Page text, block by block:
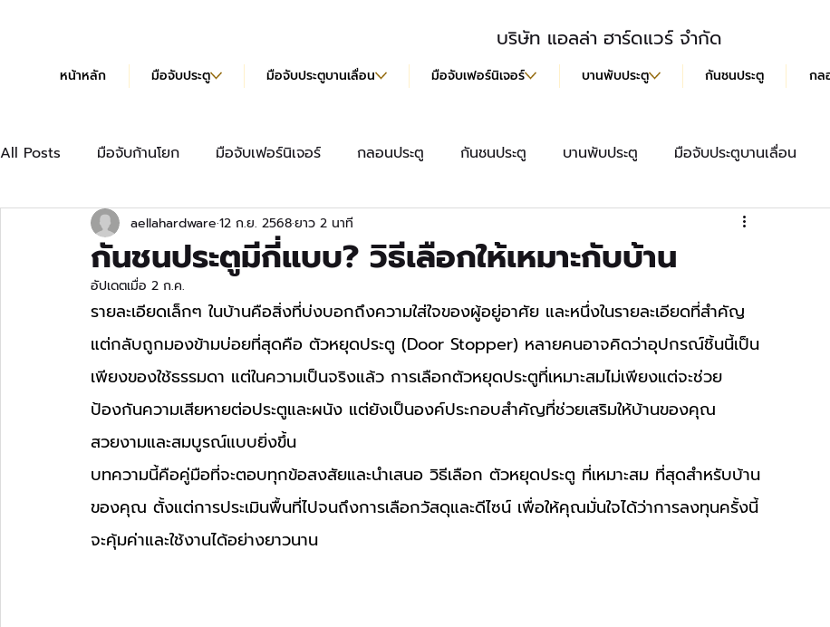
บริษัท แอลล่า ฮาร์ดแวร์ จำกัด
หน้าหลัก มือจับประตู มือจับประตูบานเลื่อน มือจับเฟอร์นิเจอร์ บานพับประตู กันชนประตู กล
All Posts มือจับก้านโยก มือจับเฟอร์นิเจอร์ กลอนประตู กันชนประตู บานพับประตู มือจับประตูบานเลื่อน
มือจับเฟอร์นิเจอร์แบบยาว บานพับข้อเสือ บานพับผีเสื้อ มือจับฝังบานเลื่อน
บานพับข้อเสือ Hydraulic แคตตาล็อก
กันชนประตูมีกี่แบบ? วิธีเลือกให้เหมาะกับบ้าน
aellahardware12 ก.ย. 2568ยาว 2 นาที
อัปเดตเมื่อ 2 ก.ค.
รายละเอียดเล็กๆ ในบ้านคือสิ่งที่บ่งบอกถึงความใส่ใจของผู้อยู่อาศัย และหนึ่งในรายละเอียดที่สำคัญ
แต่กลับถูกมองข้ามบ่อยที่สุดคือ ตัวหยุดประตู (Door Stopper) หลายคนอาจคิดว่าอุปกรณ์ชิ้นนี้เป็น
เพียงของใช้ธรรมดา แต่ในความเป็นจริงแล้ว การเลือกตัวหยุดประตูที่เหมาะสมไม่เพียงแต่จะช่วย
ป้องกันความเสียหายต่อประตูและผนัง แต่ยังเป็นองค์ประกอบสำคัญที่ช่วยเสริมให้บ้านของคุณ
สวยงามและสมบูรณ์แบบยิ่งขึ้น
บทความนี้คือคู่มือที่จะตอบทุกข้อสงสัยและนำเสนอ วิธีเลือก ตัวหยุดประตู ที่เหมาะสม ที่สุดสำหรับบ้าน
ของคุณ ตั้งแต่การประเมินพื้นที่ไปจนถึงการเลือกวัสดุและดีไซน์ เพื่อให้คุณมั่นใจได้ว่าการลงทุนครั้งนี้
จะคุ้มค่าและใช้งานได้อย่างยาวนาน